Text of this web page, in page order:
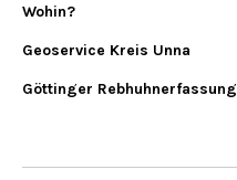
Wohin?
Geoservice Kreis Unna
Göttinger Rebhuhnerfassung